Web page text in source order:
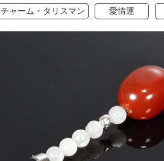
チャーム・タリスマン 愛情運